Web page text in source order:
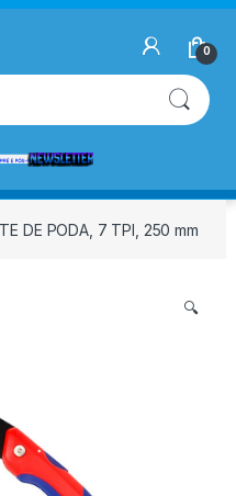
0
DE PODA, 7 TPI, 250 mm
🔍